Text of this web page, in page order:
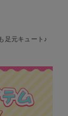
足元キュート♪